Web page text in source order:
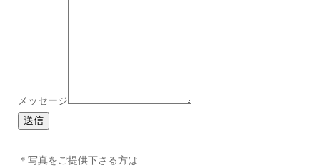
メッセージ
送信
＊写真をご提供下さる方は